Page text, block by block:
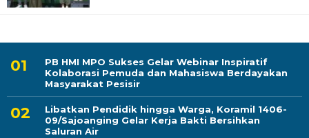
PB HMI MPO Sukses Gelar Webinar Inspiratif
Kolaborasi Pemuda dan Mahasiswa Berdayakan
Masyarakat Pesisir
Libatkan Pendidik hingga Warga, Koramil 1406-
09/Sajoanging Gelar Kerja Bakti Bersihkan
Saluran Air